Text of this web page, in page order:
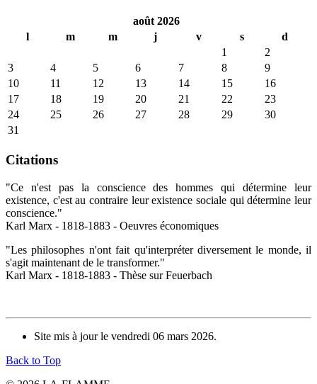
août 2026
l
m m j v s
d
1
2
3
4 5 6 7 8
9
10
11 12 13 14 15
16
17
18 19 20 21 22
23
24
25 26 27 28 29
30
31
Citations
"Ce n'est pas la conscience des hommes qui détermine leur
existence, c'est au contraire leur existence sociale qui détermine leur
conscience."
Karl Marx - 1818-1883 - Oeuvres économiques
"Les philosophes n'ont fait qu'interpréter diversement le monde, il
s'agit maintenant de le transformer."
Karl Marx - 1818-1883 - Thèse sur Feuerbach
Site mis à jour le vendredi 06 mars 2026.
Back to Top